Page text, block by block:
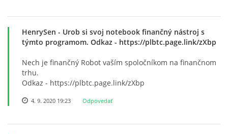
HenrySen - Urob si svoj notebook finančný nástroj s
týmto programom. Odkaz - https://plbtc.page.link/zXbp
Nech je finančný Robot vaším spoločníkom na finančnom
trhu.
Odkaz - https://plbtc.page.link/zXbp
4. 9. 2020 19:23 Odpovedať